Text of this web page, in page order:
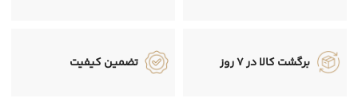
برگشت کالا در 7 روز تضمین کیفیت